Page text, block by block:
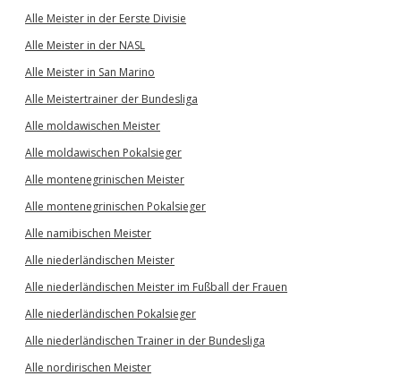
Alle Meister in der Eerste Divisie
Alle Meister in der NASL
Alle Meister in San Marino
Alle Meistertrainer der Bundesliga
Alle moldawischen Meister
Alle moldawischen Pokalsieger
Alle montenegrinischen Meister
Alle montenegrinischen Pokalsieger
Alle namibischen Meister
Alle niederländischen Meister
Alle niederländischen Meister im Fußball der Frauen
Alle niederländischen Pokalsieger
Alle niederländischen Trainer in der Bundesliga
Alle nordirischen Meister